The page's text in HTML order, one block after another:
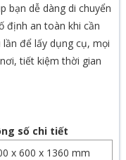
bạn dễ dàng di chuyển
định an toàn khi cần
lần để lấy dụng cụ, mọi
tiết kiệm thời gian
số chi tiết
x 600 x 1360 mm